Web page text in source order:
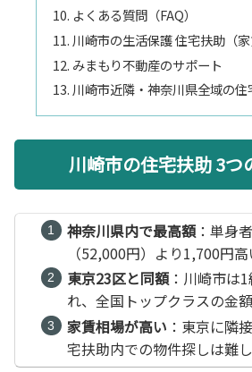
よくある質問（FAQ）
川崎市の生活保護 住宅扶助（
みまもり不動産のサポート
川崎市近隣・神奈川県全域の住
川崎市の住宅扶助 3つ
神奈川県内で最高額：単身
（52,000円）より1,700円高
東京23区と同額：川崎市は
れ、全国トップクラスの金額
家賃相場が高い ：東京に隣
宅扶助内での物件探しは難